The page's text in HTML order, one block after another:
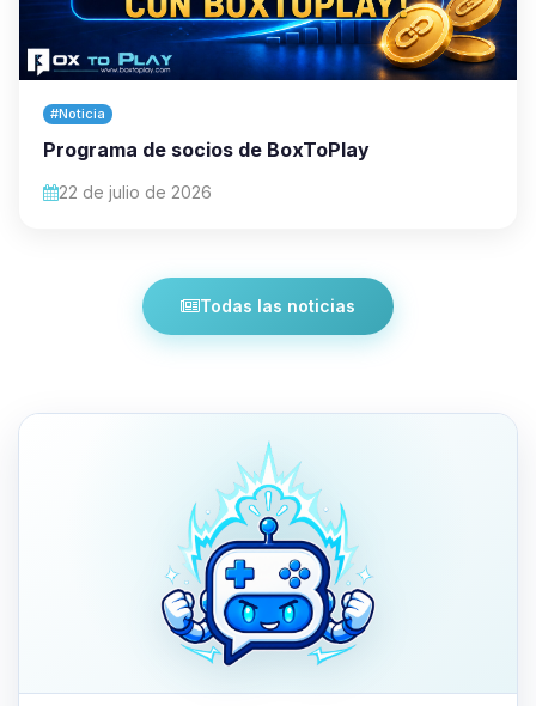
#Noticia
Programa de socios de BoxToPlay
22 de julio de 2026
Todas las noticias